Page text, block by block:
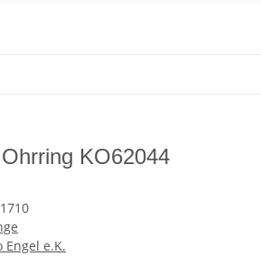
KO62044
1710
Engel e.K.